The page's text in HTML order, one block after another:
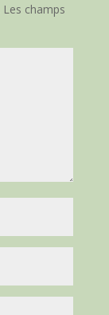
Les champs